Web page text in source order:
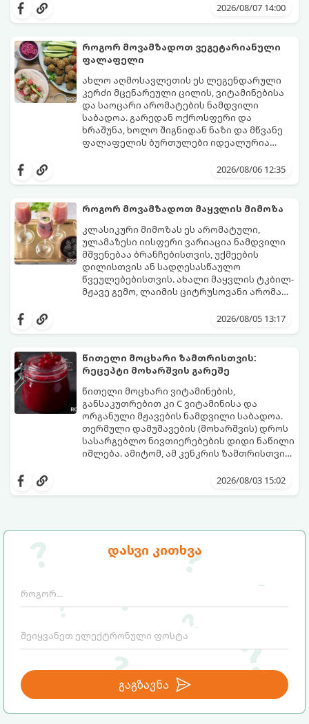
დასვი კითხვა
გაგზავნა
2026/08/07 14:00
როგორ მოვამზადოთ ვეგეტარიანული
ფალაფელი
ახლო აღმოსავლეთის ეს ლეგენდარული
კერძი მცენარეული ცილის, ვიტამინებისა
და საოცარი არომატების ნამდვილი
საბადოა. გარედან ოქროსფერი და
ხრაშუნა, ხოლო შიგნიდან ნაზი და მწვანე
ფალაფელის ბურთულები იდეალურია
სალათებთან ერთად ან ტახინის (სესამის)
მდგომარეობს, რომ გამოიყენება
შეწვისას ფორმა იდეალურად შეინარჩუნოს
და არ დაიშალოს.
მომზადების დრო: 20 წუთი (დამატებით
მუხუდოს ჩალბობის დრო: 12-24 საათი)
შეწვის დრო: 10–15 წუთი ულუფა: 20–24 ცალი
ბურთულა (4–6 პორცია)
2026/08/06 12:35
როგორ მოვამზადოთ მაყვლის მიმოზა
კლასიკური მიმოზას ეს არომატული,
ულამაზესი იისფერი ვარიაცია ნამდვილი
მშვენებაა ბრანჩებისთვის, უქმეების
დილისთვის ან სადღესასწაულო
წვეულებებისთვის. ახალი მაყვლის ტკბილ-
მჟავე გემო, ლაიმის ციტრუსოვანი არომატი
საოცრად დახვეწილ და მაგრილებელ
და მის მომზადებას მინიმალური
პორცია
2026/08/05 13:17
წითელი მოცხარი ზამთრისთვის:
რეცეპტი მოხარშვის გარეშე
წითელი მოცხარი ვიტამინების,
განსაკუთრებით კი C ვიტამინისა და
ორგანული მჟავების ნამდვილი საბადოა.
თერმული დამუშავების (მოხარშვის) დროს
სასარგებლო ნივთიერებების დიდი ნაწილი
იშლება. ამიტომ, ამ კენკრის ზამთრისთვის
მომზადებაა - მოხარშვის გარეშე.
ბუნებრივ, კაშკაშა გემოს, არომატს და
2026/08/03 15:02